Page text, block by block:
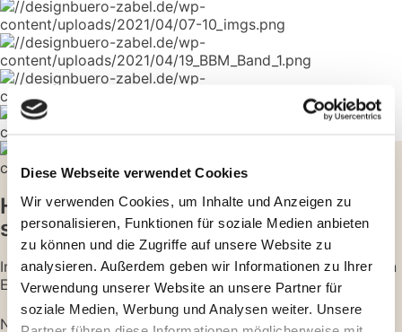
Diese Webseite verwendet Cookies
Wir verwenden Cookies, um Inhalte und Anzeigen zu
personalisieren, Funktionen für soziale Medien anbieten
zu können und die Zugriffe auf unsere Website zu
analysieren. Außerdem geben wir Informationen zu Ihrer
Verwendung unserer Website an unsere Partner für
soziale Medien, Werbung und Analysen weiter. Unsere
Harmonielehre der Werbung: So
schön kann „Akkordarbeit“ sein
In einem öffentlichen Teilnahmewettbewerb haben wir den
Etat für die Bochumer Symphoniker gewonnen.
Neben klassischen Werbeplakaten haben wir u. a.